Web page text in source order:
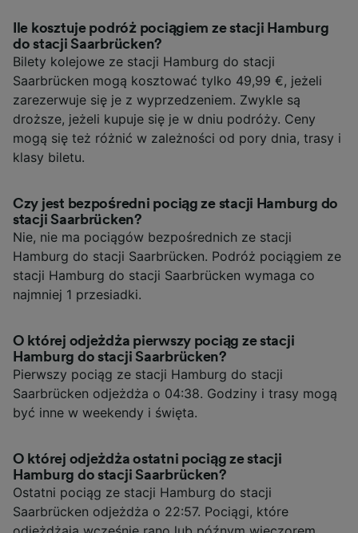
Ile kosztuje podróż pociągiem ze stacji Hamburg
do stacji Saarbrücken?
Bilety kolejowe ze stacji Hamburg do stacji
Saarbrücken mogą kosztować tylko 49,99 €, jeżeli
zarezerwuje się je z wyprzedzeniem. Zwykle są
droższe, jeżeli kupuje się je w dniu podróży. Ceny
mogą się też różnić w zależności od pory dnia, trasy i
klasy biletu.
Czy jest bezpośredni pociąg ze stacji Hamburg do
stacji Saarbrücken?
Nie, nie ma pociągów bezpośrednich ze stacji
Hamburg do stacji Saarbrücken. Podróż pociągiem ze
stacji Hamburg do stacji Saarbrücken wymaga co
najmniej 1 przesiadki.
O której odjeżdża pierwszy pociąg ze stacji
Hamburg do stacji Saarbrücken?
Pierwszy pociąg ze stacji Hamburg do stacji
Saarbrücken odjeżdża o 04:38. Godziny i trasy mogą
być inne w weekendy i święta.
O której odjeżdża ostatni pociąg ze stacji
Hamburg do stacji Saarbrücken?
Ostatni pociąg ze stacji Hamburg do stacji
Saarbrücken odjeżdża o 22:57. Pociągi, które